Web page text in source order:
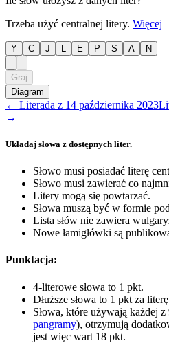
Trzeba użyć centralnej litery. Więcej
Y C J E P S A N
Graj
Diagram
← Literada z 14 października 2023
→
Układaj słowa z dostępnych liter.
Słowo musi posiadać literę
Słowo musi zawierać co
Litery mogą się powtarzać.
Słowa muszą być w formie
Lista słów nie zawiera
Nowe łamigłówki są
Punktacja:
4-literowe słowa to 1 pkt.
Dłuższe słowa to 1 pkt za
Słowa, które używają każdej
pangramy), otrzymują
jest więc wart 18 pkt.